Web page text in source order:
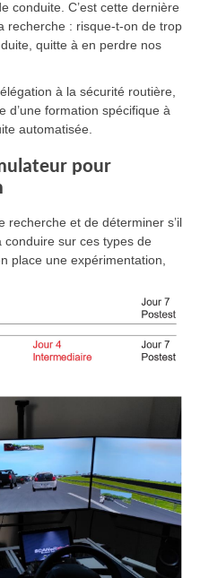
conduite. C’est cette dernière
recherche : risque-t-on de trop
quitte à en perdre nos
à la sécurité routière,
d’une formation spécifique à
automatisée.
pour
recherche et de déterminer s’il
sur ces types de
place une expérimentation,